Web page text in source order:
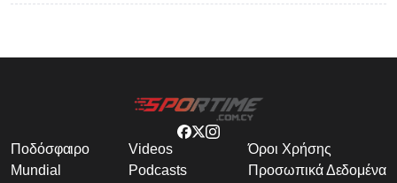
Ποδόσφαιρο
Mundial
Videos
Podcasts
Όροι Χρήσης
Προσωπικά Δεδομένα